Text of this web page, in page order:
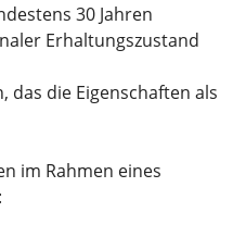
30 Jahren
Erhaltungszustand
das die Eigenschaften als
im Rahmen eines